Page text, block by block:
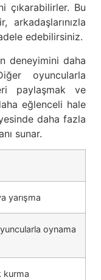
çıkarabilirler. Bu
arkadaşlarınızla
edebilirsiniz.
deneyimini daha
oyuncularla
paylaşmak ve
eğlenceli hale
daha fazla
sunar.
yarışma
oynama
kurma